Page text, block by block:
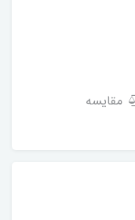
مقایسه